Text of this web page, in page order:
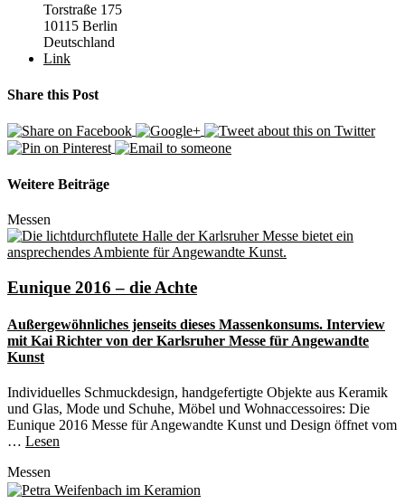
Torstraße 175
10115 Berlin
Deutschland
Link
Share this Post
Weitere Beiträge
Messen
Eunique 2016 – die Achte
Außergewöhnliches jenseits dieses Massenkonsums. Interview
mit Kai Richter von der Karlsruher Messe für Angewandte
Kunst
Individuelles Schmuckdesign, handgefertigte Objekte aus Keramik
und Glas, Mode und Schuhe, Möbel und Wohnaccessoires: Die
Eunique 2016 Messe für Angewandte Kunst und Design öffnet vom
… Lesen
Messen